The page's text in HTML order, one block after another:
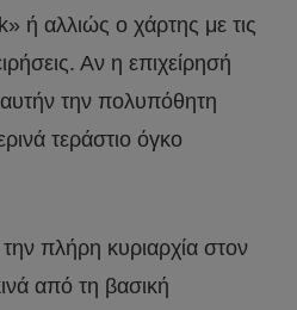
ή αλλιώς ο χάρτης με τις
Αν η επιχείρησή
την πολυπόθητη
τεράστιο όγκο
πλήρη κυριαρχία στον
από τη βασική